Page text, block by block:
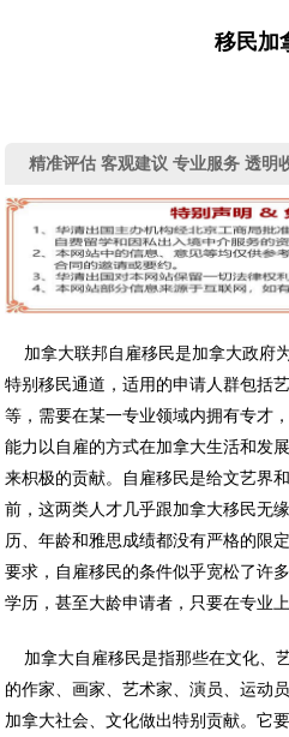
移民加
精准评估 客观建议 专业服务 透明
加拿大联邦自雇移民是加拿大政府
特别移民通道，适用的申请人群包括
等，需要在某一专业领域内拥有专才
能力以自雇的方式在加拿大生活和发
来枳极的贡献。自雇移民是给文艺界
前，这两类人才几乎跟加拿大移民无
历、年龄和雅思成绩都没有严格的限
要求，自雇移民的条件似乎宽松了许
学历，甚至大龄申请者，只要在专业
加拿大自雇移民是指那些在文化、
的作家、画家、艺术家、演员、运动
加拿大社会、文化做出特别贡献。它